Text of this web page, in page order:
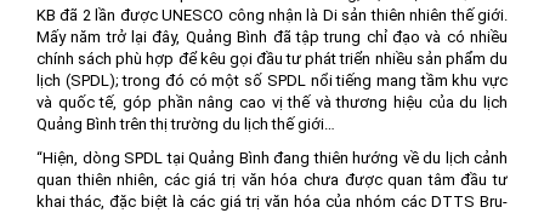
KB đã 2 lần được UNESCO công nhận là Di sản thiên nhiên thế giới.
Mấy năm trở lại đây, Quảng Bình đã tập trung chỉ đạo và có nhiều
chính sách phù hợp để kêu gọi đầu tư phát triển nhiều sản phẩm du
lịch (SPDL); trong đó có một số SPDL nổi tiếng mang tầm khu vực
và quốc tế, góp phần nâng cao vị thế và thương hiệu của du lịch
Quảng Bình trên thị trường du lịch thế giới…
“Hiện, dòng SPDL tại Quảng Bình đang thiên hướng về du lịch cảnh
quan thiên nhiên, các giá trị văn hóa chưa được quan tâm đầu tư
khai thác, đặc biệt là các giá trị văn hóa của nhóm các DTTS Bru-